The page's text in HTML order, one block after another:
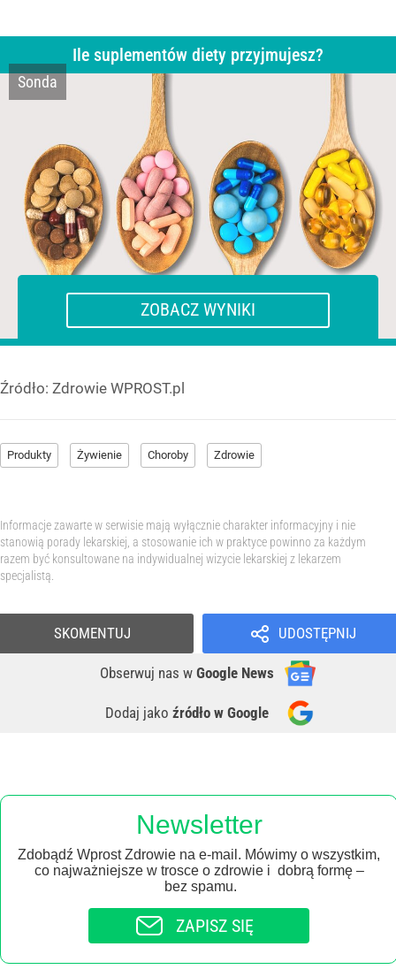
Żadnego
1-2
3-4
5-6
Powyżej 7
Ile suplementów diety przyjmujesz?
Sonda
ZOBACZ WYNIKI
Źródło: Zdrowie WPROST.pl
Produkty Żywienie Choroby Zdrowie
Informacje zawarte w serwisie mają wyłącznie charakter informacyjny i nie
stanowią porady lekarskiej, a stosowanie ich w praktyce powinno za każdym
razem być konsultowane na indywidualnej wizycie lekarskiej z lekarzem
specjalistą.
UDOSTĘPNIJ
Obserwuj nas w Google News
Dodaj jako źródło w Google
SKOMENTUJ
Newsletter
Zdobądź Wprost Zdrowie na e-mail. Mówimy o wszystkim,
co najważniejsze w trosce o zdrowie i dobrą formę –
bez spamu.
ZAPISZ SIĘ